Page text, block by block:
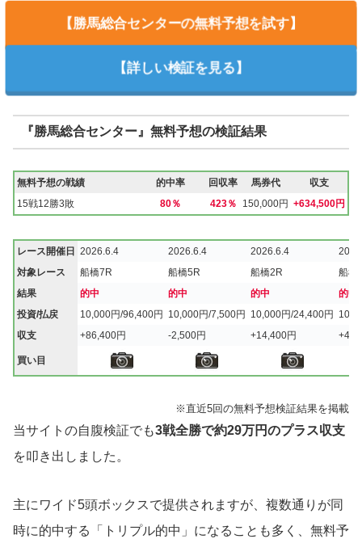
【勝馬総合センターの無料予想を試す】
【詳しい検証を見る】
『勝馬総合センター』無料予想の検証結果
無料予想の戦績 的中率 回収率 馬券代 収支
15戦12勝3敗 80％ 423％ 150,000円 +634,500円
レース開催日 2026.6.4 2026.6.4 2026.6.4
対象レース 船橋7R 船橋5R 船橋2R 船橋
結果 的中 的中 的中 的中
投資/払戻 10,000円/96,400円 10,000円/7,500円 10,000円/24,400円
収支 +86,400円 -2,500円 +14,400円
買い目
※直近5回の無料予想検証結果を掲載
当サイトの自腹検証でも3戦全勝で約29万円のプラス収支
を叩き出しました。
主にワイド5頭ボックスで提供されますが、複数通りが同
時に的中する「トリプル的中」になることも多く、無料予